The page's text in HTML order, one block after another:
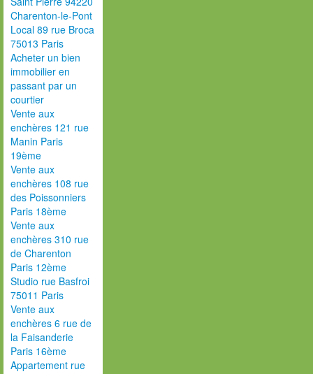
Charenton-le-Pont
Local 89 rue Broca
75013 Paris
Acheter un bien
immobilier en
passant par un
courtier
Vente aux
enchères 121 rue
Manin Paris
19ème
Vente aux
enchères 108 rue
des Poissonniers
Paris 18ème
Vente aux
enchères 310 rue
de Charenton
Paris 12ème
Studio rue Basfroi
75011 Paris
Vente aux
enchères 6 rue de
la Faisanderie
Paris 16ème
Appartement rue